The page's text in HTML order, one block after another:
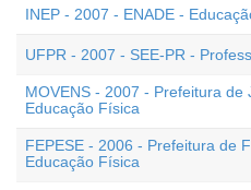
INEP - 2007 - ENADE -
UFPR - 2007 - SEE-PR -
MOVENS - 2007 - Prefeitura
Educação Física
FEPESE - 2006 - Prefeitura de
Educação Física